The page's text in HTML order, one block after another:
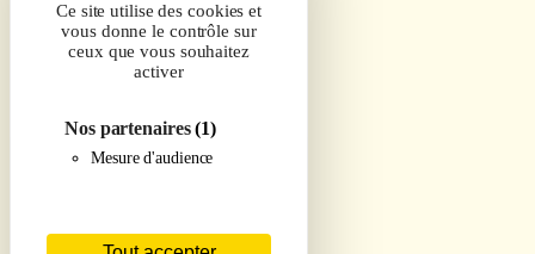
Ce site utilise des cookies et
vous donne le contrôle sur
ceux que vous souhaitez
activer
Nos partenaires(1)
Mesure d'audience